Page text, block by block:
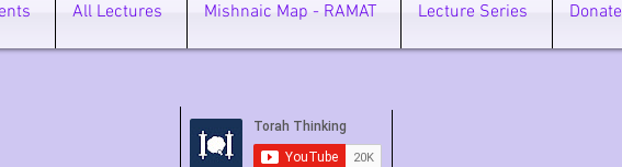
All Lectures Mishnaic Map - RAMAT Lecture Series Donate